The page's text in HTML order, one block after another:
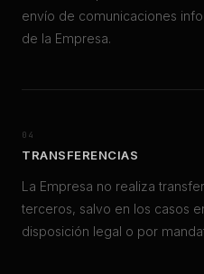
envío de comunicaciones
de la Empresa.
04
TRANSFERENCIAS
La Empresa no realiza
terceros, salvo en los casos
disposición legal o por